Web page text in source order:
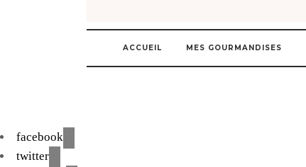
ACCUEIL MES GOURMANDISES
facebook
twitter